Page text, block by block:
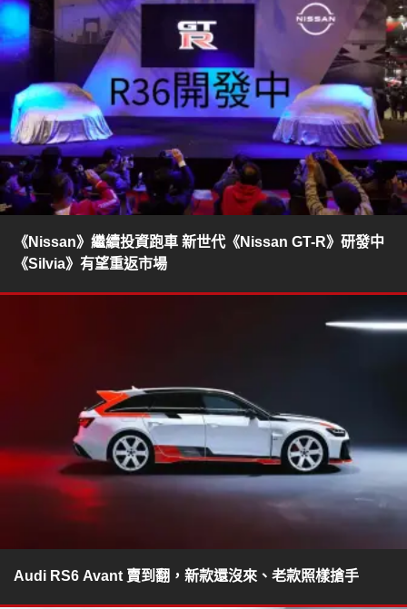
《Nissan》繼續投資跑車 新世代《Nissan GT-R》研發中
《Silvia》有望重返市場
Audi RS6 Avant 賣到翻，新款還沒來、老款照樣搶手